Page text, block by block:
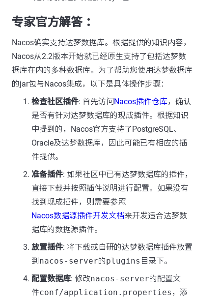
专家官方解答 ：
Nacos确实支持达梦数据库。根据提供的知识内容，
Nacos从2.2版本开始就已经原生支持了包括达梦数
据库在内的多种数据库。为了帮助您使用达梦数据库
的jar包与Nacos集成，以下是具体操作步骤：
检查社区插件: 首先访问Nacos插件仓库，确认
是否有针对达梦数据库的现成插件。根据知识
中提到的，Nacos官方支持了PostgreSQL、
Oracle及达梦数据库，因此可能已有相应的插
件提供。
准备插件: 如果社区中已有达梦数据库的插件，
直接下载并按照插件说明进行配置。如果没有
找到现成插件，则需要参照
Nacos数据源插件开发文档来开发适合达梦数
据库的数据源插件。
放置插件: 将下载或自研的达梦数据库插件放置
到 nacos-server的plugins 目录下。
配置数据库: 修改nacos-server的配置文
件conf/application.properties ，添